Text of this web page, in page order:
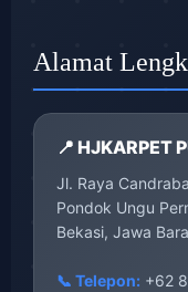
Alamat
📍 HJKARPET
Jl. Raya
Pondok Ungu
Bekasi, Jawa
📞 Telepon: +62